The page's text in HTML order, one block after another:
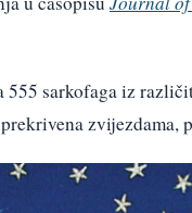
sarkofaga iz